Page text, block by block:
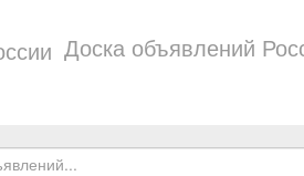
Доска объявлений